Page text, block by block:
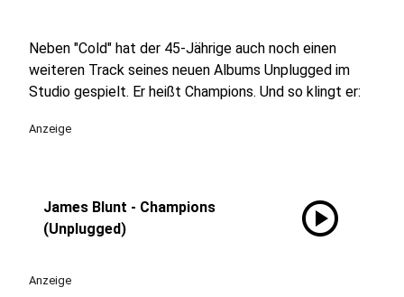
Neben "Cold" hat der 45-Jährige auch noch einen
weiteren Track seines neuen Albums Unplugged im
Studio gespielt. Er heißt Champions. Und so klingt er:
Anzeige
James Blunt - Champions
(Unplugged)
play_circle
Anzeige